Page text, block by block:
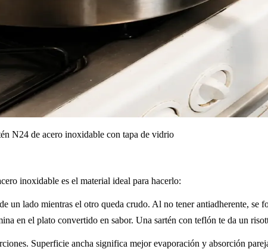
N24 de acero inoxidable con tapa de vidrio
inoxidable es el material ideal para hacerlo:
un lado mientras el otro queda crudo. Al no tener antiadherente, se
en el plato convertido en sabor. Una sartén con teflón te da un
Superficie ancha significa mejor evaporación y absorción